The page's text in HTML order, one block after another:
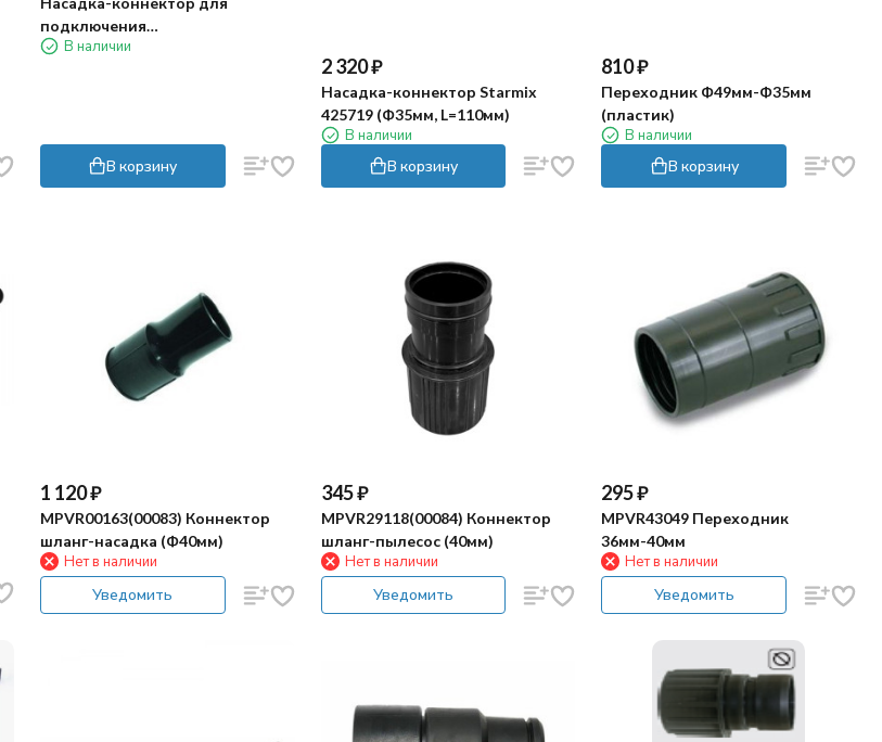
подключения
электроинструмента (Ф35мм,
В наличии
В корзину
2 320₽
Насадка-коннектор Starmix
425719 (Ф35мм, L=110мм)
В наличии
В корзину
810₽
Переходник Ф49мм-Ф35мм
(пластик)
В наличии
В корзину
1 120₽
MPVR00163(00083) Коннектор
шланг-насадка (Ф40мм)
Нет в наличии
Уведомить
345₽
MPVR29118(00084) Коннектор
шланг-пылесос (40мм)
Нет в наличии
Уведомить
295₽
MPVR43049 Переходник
36мм-40мм
Нет в наличии
Уведомить